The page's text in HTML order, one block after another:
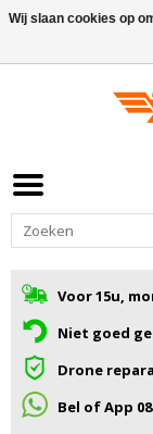
Voor 15u,
Niet goed
Drone
Bel of App
Wij slaan cookies op